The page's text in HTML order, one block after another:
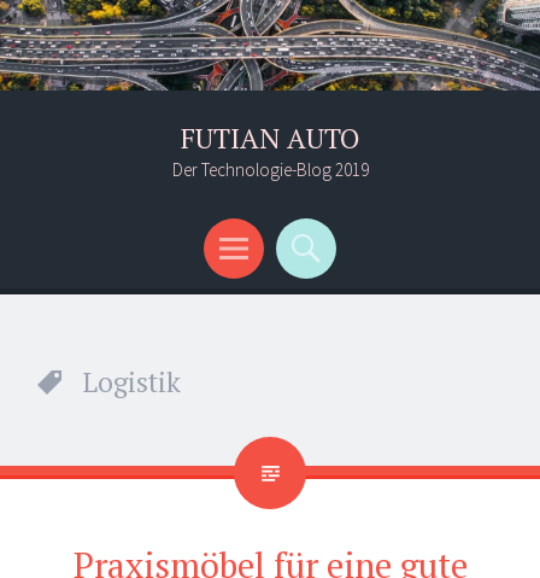
FUTIAN AUTO
Der Technologie-Blog 2019
Menü
Suchen
Logistik
Praxismöbel für eine gute